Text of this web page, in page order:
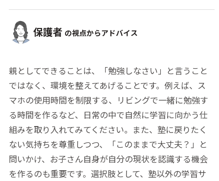
保護者 の視点からアドバイス
親としてできることは、「勉強しなさい」と言うこと
ではなく、環境を整えてあげることです。例えば、ス
マホの使用時間を制限する、リビングで一緒に勉強す
る時間を作るなど、日常の中で自然に学習に向かう仕
組みを取り入れてみてください。また、塾に戻りたく
ない気持ちを尊重しつつ、「このままで大丈夫？」と
問いかけ、お子さん自身が自分の現状を認識する機会
を作るのも重要です。選択肢として、塾以外の学習サ